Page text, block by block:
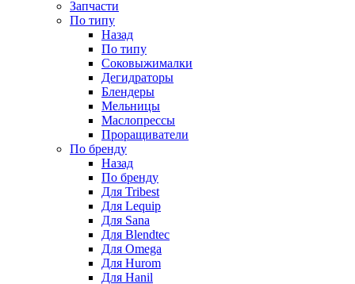
Запчасти
По типу
Назад
По типу
Соковыжималки
Дегидраторы
Блендеры
Мельницы
Маслопрессы
Проращиватели
По бренду
Назад
По бренду
Для Tribest
Для Lequip
Для Sana
Для Blendtec
Для Omega
Для Hurom
Для Hanil